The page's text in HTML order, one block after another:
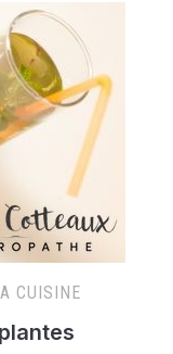
CUISINE